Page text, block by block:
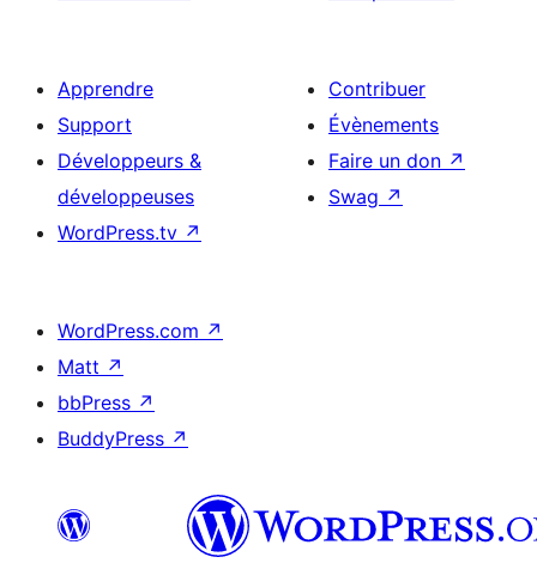
Apprendre
Support
Développeurs &
développeuses
WordPress.tv ↗
Contribuer
Évènements
Faire un don ↗
Swag ↗
WordPress.com ↗
Matt ↗
bbPress ↗
BuddyPress ↗